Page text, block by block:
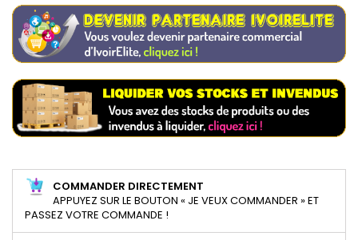
COMMANDER DIRECTEMENT
APPUYEZ SUR LE BOUTON « JE VEUX COMMANDER » ET
PASSEZ VOTRE COMMANDE !